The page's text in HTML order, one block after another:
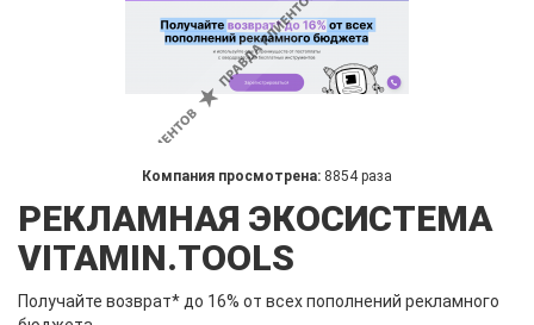
Компания просмотрена: 8854 раза
РЕКЛАМНАЯ ЭКОСИСТЕМА
VITAMIN.TOOLS
Получайте возврат* до 16% от всех пополнений рекламного